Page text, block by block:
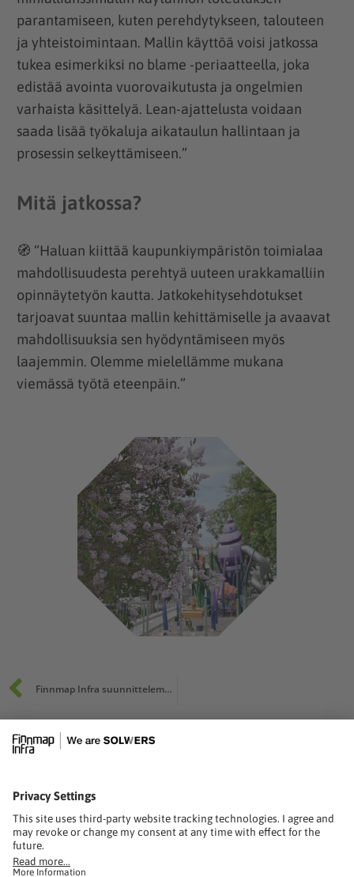
parantamiseen, kuten perehdytykseen, talouteen
ja yhteistoimintaan. Mallin käyttöä voisi jatkossa
tukea esimerkiksi no blame -periaatteella, joka
edistää avointa vuorovaikutusta ja ongelmien
varhaista käsittelyä. Lean-ajattelusta voidaan
saada lisää työkaluja aikataulun hallintaan ja
prosessin selkeyttämiseen.”
Mitä jatkossa?
🧭 “Haluan kiittää kaupunkiympäristön toimialaa
mahdollisuudesta perehtyä uuteen urakkamalliin
opinnäytetyön kautta. Jatkokehitysehdotukset
tarjoavat suuntaa mallin kehittämiselle ja avaavat
mahdollisuuksia sen hyödyntämiseen myös
laajemmin. Olemme mielellämme mukana
viemässä työtä eteenpäin.”
Finnmap Infra suunnittelemaan Itärataa Porvoon ja Korian välille
solwers.com
FINNMAP INFRA OY